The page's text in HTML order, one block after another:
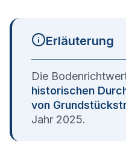
Erläuterung
Die
historischen
von
Jahr 2025.